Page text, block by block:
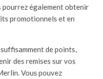
pourrez également obtenir
promotionnels et en
de points,
des remises sur vos
Vous pouvez